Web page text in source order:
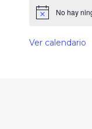
No hay
Ver calendario